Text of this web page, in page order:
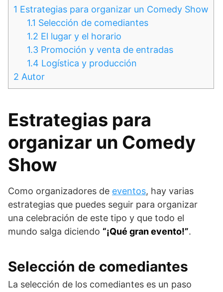
1 Estrategias para organizar un Comedy Show
1.1 Selección de comediantes
1.2 El lugar y el horario
1.3 Promoción y venta de entradas
1.4 Logística y producción
2 Autor
Estrategias para
organizar un Comedy
Show
Como organizadores de eventos, hay varias
estrategias que puedes seguir para organizar
una celebración de este tipo y que todo el
mundo salga diciendo “¡Qué gran evento!”.
Selección de comediantes
La selección de los comediantes es un paso